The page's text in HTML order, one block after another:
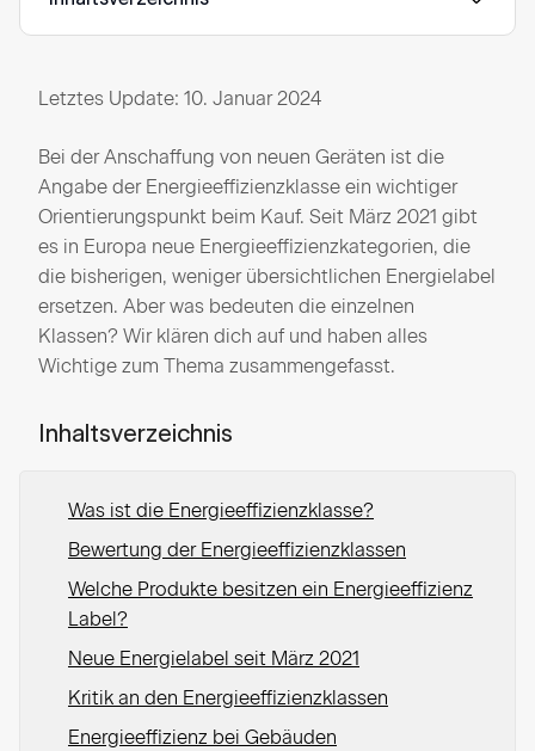
Letztes Update: 10. Januar 2024
Bei der Anschaffung von neuen Geräten ist die
Angabe der Energieeffizienzklasse ein wichtiger
Orientierungspunkt beim Kauf. Seit März 2021 gibt
es in Europa neue Energieeffizienzkategorien, die
die bisherigen, weniger übersichtlichen Energielabel
ersetzen. Aber was bedeuten die einzelnen
Klassen? Wir klären dich auf und haben alles
Wichtige zum Thema zusammengefasst.
Inhaltsverzeichnis
Was ist die Energieeffizienzklasse?
Bewertung der Energieeffizienzklassen
Welche Produkte besitzen ein Energieeffizienz
Label?
Neue Energielabel seit März 2021
Kritik an den Energieeffizienzklassen
Energieeffizienz bei Gebäuden